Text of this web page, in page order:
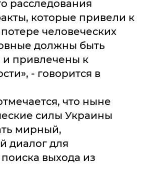
расследования
которые привели к
человеческих
должны быть
и привлечены к
- говорится в
что ныне
силы Украины
мирный,
диалог для
выхода из